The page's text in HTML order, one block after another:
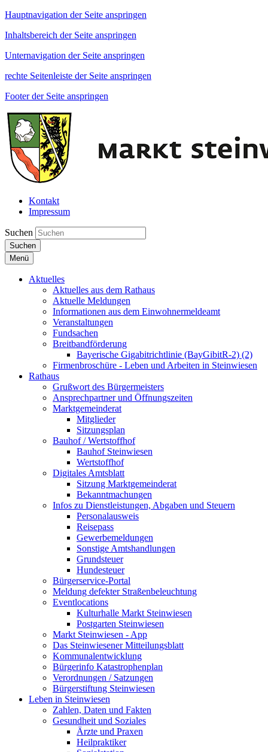
Hauptnavigation der Seite anspringen
Inhaltsbereich der Seite anspringen
Unternavigation der Seite anspringen
rechte Seitenleiste der Seite anspringen
Footer der Seite anspringen
Kontakt
Impressum
Suchen
Suchen
Menü
Aktuelles
Aktuelles aus dem Rathaus
Aktuelle Meldungen
Informationen aus dem Einwohnermeldeamt
Veranstaltungen
Fundsachen
Breitbandförderung
Bayerische Gigabitrichtlinie (BayGibitR-2) (2)
Firmenbroschüre - Leben und Arbeiten in Steinwiesen
Rathaus
Grußwort des Bürgermeisters
Ansprechpartner und Öffnungszeiten
Marktgemeinderat
Mitglieder
Sitzungsplan
Bauhof / Wertstoffhof
Bauhof Steinwiesen
Wertstoffhof
Digitales Amtsblatt
Sitzung Marktgemeinderat
Bekanntmachungen
Infos zu Dienstleistungen, Abgaben und Steuern
Personalausweis
Reisepass
Gewerbemeldungen
Sonstige Amtshandlungen
Grundsteuer
Hundesteuer
Bürgerservice-Portal
Meldung defekter Straßenbeleuchtung
Eventlocations
Kulturhalle Markt Steinwiesen
Postgarten Steinwiesen
Markt Steinwiesen - App
Das Steinwiesener Mitteilungsblatt
Kommunalentwicklung
Bürgerinfo Katastrophenplan
Verordnungen / Satzungen
Bürgerstiftung Steinwiesen
Leben in Steinwiesen
Zahlen, Daten und Fakten
Gesundheit und Soziales
Ärzte und Praxen
Heilpraktiker